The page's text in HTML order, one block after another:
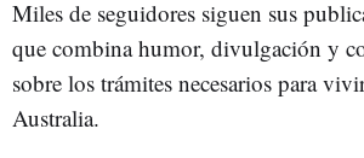
Miles de seguidores siguen sus
que combina humor, divulgación y
sobre los trámites necesarios para
Australia.